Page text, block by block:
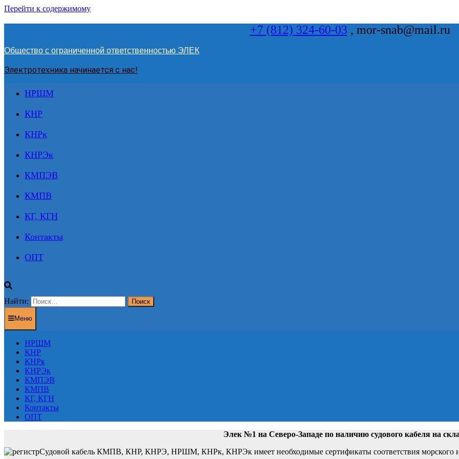
Перейти к содержимому
+7 (812) 324-60-03 , mor-snab@mail.ru
Общество с ограниченной ответственностью ЭЛЕК
Электротехника начинается с нас!
НРШМ
КНР
КНРк
КНРЭк
КМПЭВ
КМПВ
КГ, КГН
Контакты
ОПТ
Найти:
Меню
НРШМ
КНР
КНРк
КНРЭк
КМПЭВ
КМПВ
КГ, КГН
Контакты
ОПТ
Элек №1 на Северо-Западе по наличию судового кабеля на
Судовой кабель КМПВ, КНР, КНРЭ, НРШМ, КНРк, КНРЭк имеет необходимые сертификаты соответствия морского